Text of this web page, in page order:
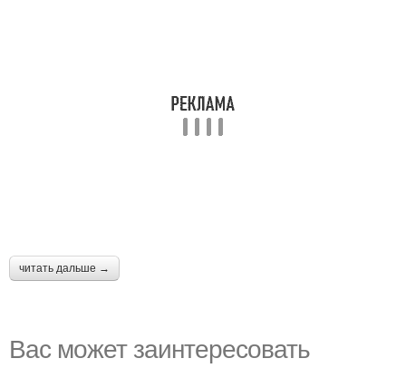
читать дальше →
Вас может заинтересовать